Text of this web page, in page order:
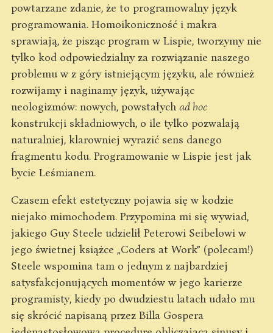
powtarzane zdanie, że to programowalny język
programowania. Homoikoniczność i makra
sprawiają, że pisząc program w Lispie, tworzymy nie
tylko kod odpowiedzialny za rozwiązanie naszego
problemu w z góry istniejącym języku, ale również
rozwijamy i naginamy język, używając
neologizmów: nowych, powstałych ad hoc
konstrukcji składniowych, o ile tylko pozwalają
naturalniej, klarowniej wyrazić sens danego
fragmentu kodu. Programowanie w Lispie jest jak
bycie Leśmianem.
Czasem efekt estetyczny pojawia się w kodzie
niejako mimochodem. Przypomina mi się wywiad,
jakiego Guy Steele udzielił Peterowi Seibelowi w
jego świetnej książce „Coders at Work” (polecam!)
Steele wspomina tam o jednym z najbardziej
satysfakcjonujących momentów w jego karierze
programisty, kiedy po dwudziestu latach udało mu
się skrócić napisaną przez Billa Gospera